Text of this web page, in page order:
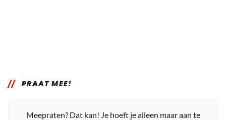
PRAAT MEE!
Meepraten? Dat kan! Je hoeft je alleen maar aan te